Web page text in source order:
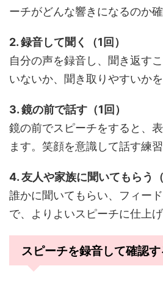
ーチがどんな響きになるのか確
2. 録音して聞く（1回）
自分の声を録音し、聞き返す
いないか、聞き取りやすいか
3. 鏡の前で話す（1回）
鏡の前でスピーチをすると、
ます。笑顔を意識して話す練
4. 友人や家族に聞いてもらう（
誰かに聞いてもらい、フィー
で、よりよいスピーチに仕上げ
スピーチを録音して確認